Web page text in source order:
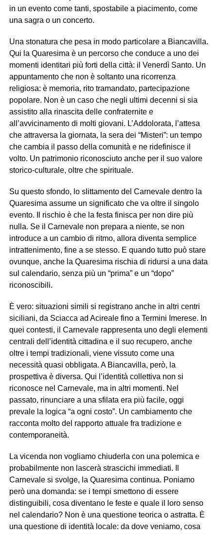
in un evento come tanti, spostabile a piacimento, come
una sagra o un concerto.
Una stonatura che pesa in modo particolare a Biancavilla.
Qui la Quaresima è un percorso che conduce a uno dei
momenti identitari più forti della città: il Venerdì Santo. Un
appuntamento che non è soltanto una ricorrenza
religiosa: è memoria, rito tramandato, partecipazione
popolare. Non è un caso che negli ultimi decenni si sia
assistito alla rinascita delle confraternite e
all’avvicinamento di molti giovani. L’Addolorata, l’attesa
che attraversa la giornata, la sera dei “Misteri”: un tempo
che cambia il passo della comunità e ne ridefinisce il
volto. Un patrimonio riconosciuto anche per il suo valore
storico-culturale, oltre che spirituale.
Su questo sfondo, lo slittamento del Carnevale dentro la
Quaresima assume un significato che va oltre il singolo
evento. Il rischio è che la festa finisca per non dire più
nulla. Se il Carnevale non prepara a niente, se non
introduce a un cambio di ritmo, allora diventa semplice
intrattenimento, fine a se stesso. E quando tutto può stare
ovunque, anche la Quaresima rischia di ridursi a una data
sul calendario, senza più un “prima” e un “dopo”
riconoscibili.
È vero: situazioni simili si registrano anche in altri centri
siciliani, da Sciacca ad Acireale fino a Termini Imerese. In
quei contesti, il Carnevale rappresenta uno degli elementi
centrali dell’identità cittadina e il suo recupero, anche
oltre i tempi tradizionali, viene vissuto come una
necessità quasi obbligata. A Biancavilla, però, la
prospettiva è diversa. Qui l’identità collettiva non si
riconosce nel Carnevale, ma in altri momenti. Nel
passato, rinunciare a una sfilata era più facile, oggi
prevale la logica “a ogni costo”. Un cambiamento che
racconta molto del rapporto attuale fra tradizione e
contemporaneità.
La vicenda non vogliamo chiuderla con una polemica e
probabilmente non lascerà strascichi immediati. Il
Carnevale si svolge, la Quaresima continua. Poniamo
però una domanda: se i tempi smettono di essere
distinguibili, cosa diventano le feste e quale il loro senso
nel calendario? Non è una questione teorica o astratta. È
una questione di identità locale: da dove veniamo, cosa